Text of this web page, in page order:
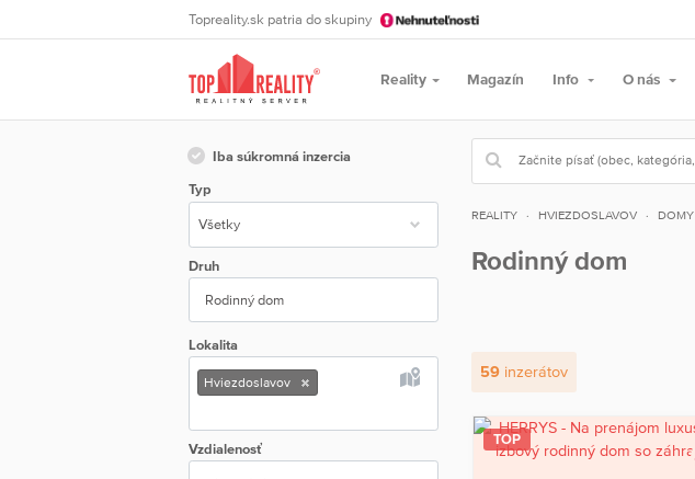
Topreality.sk patria do skupiny
Reality Magazín Info O nás
Iba súkromná inzercia
Typ
Druh
Rodinný dom
Lokalita
Hviezdoslavov
Vzdialenosť
REALITY HVIEZDOSLAVOV DOMY
Rodinný dom
59inzerátov
TOP